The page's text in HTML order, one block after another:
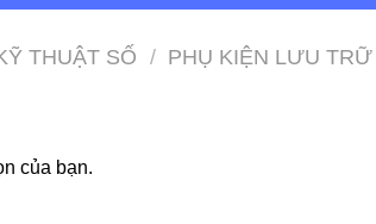
THUẬT SỐ / PHỤ KIỆN LƯU TRỮ
của bạn.